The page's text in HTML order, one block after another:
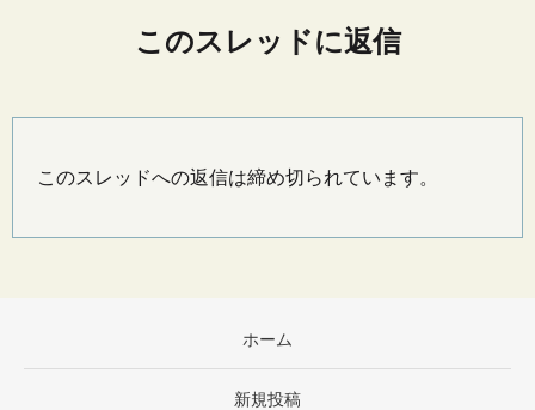
このスレッドに返信
このスレッドへの返信は締め切られています。
ホーム
新規投稿